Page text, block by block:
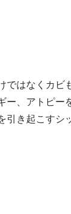
ではなくカビ
ー、アトピー
引き起こすシ